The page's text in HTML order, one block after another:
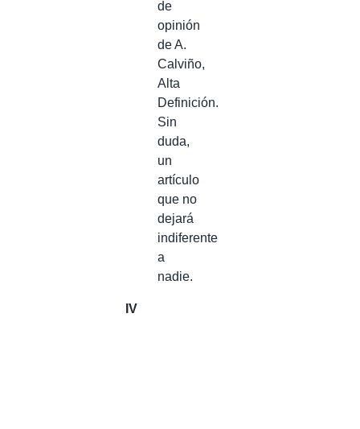
de
opinión
de A.
Calviño,
Alta
Definición.
Sin
duda,
un
artículo
que no
dejará
indiferente
a
nadie.
IV